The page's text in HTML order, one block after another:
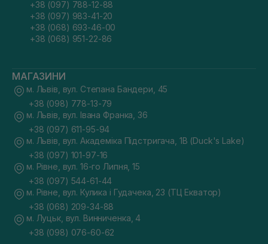
+38 (097) 788-12-88
+38 (097) 983-41-20
+38 (068) 693-46-00
+38 (068) 951-22-86
МАГАЗИНИ
м. Львів, вул. Степана Бандери, 45
+38 (098) 778-13-79
м. Львів, вул. Івана Франка, 36
+38 (097) 611-95-94
м. Львів, вул. Академіка Підстригача, 1В (Duck's Lake)
+38 (097) 101-97-16
м. Рівне, вул. 16-го Липня, 15
+38 (097) 544-61-44
м. Рівне, вул. Кулика і Гудачека, 23 (ТЦ Екватор)
+38 (068) 209-34-88
м. Луцьк, вул. Винниченка, 4
+38 (098) 076-60-62